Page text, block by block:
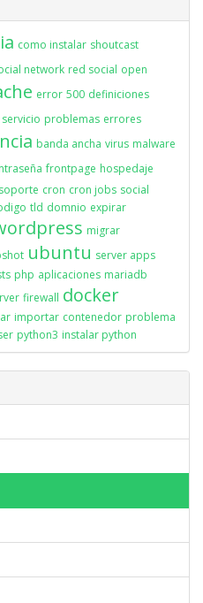
como instalar shoutcast
network red social open
error 500 definiciones
servicio problemas errores
banda ancha virus malware
frontpage hospedaje
soporte cron cron jobs social
tld domnio expirar
migrar
ubuntu server apps
php aplicaciones mariadb
firewall docker
importar contenedor problema
python3 instalar python